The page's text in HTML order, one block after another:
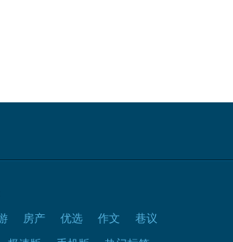
房产 优选 作文
巷议